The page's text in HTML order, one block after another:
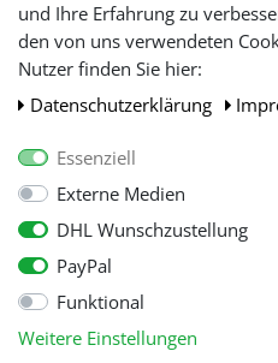
und Ihre Erfahrung zu
den von uns verwendeten
Nutzer finden Sie hier:
Daten­schutz­erklärung
Essenziell
Externe Medien
DHL Wunschzustellung
PayPal
Funktional
Weitere Einstellungen
WIR AKZEPTIEREN